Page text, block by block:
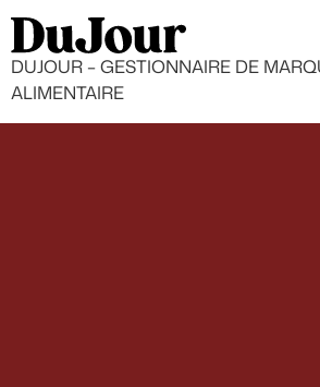
DUJOUR – GESTIONNAIRE DE
ALIMENTAIRE